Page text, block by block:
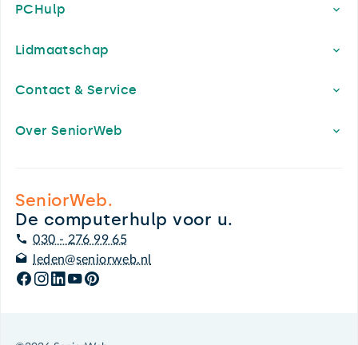
PCHulp
Lidmaatschap
Contact & Service
Over SeniorWeb
SeniorWeb.
De computerhulp voor u.
030 - 276 99 65
leden@seniorweb.nl